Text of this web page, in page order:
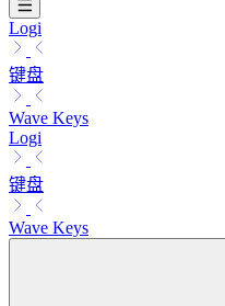
Logi
键盘
Wave Keys
Logi
键盘
Wave Keys